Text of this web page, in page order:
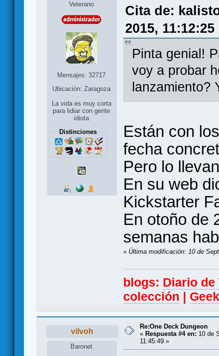
Veterano
Mensajes: 32717
Ubicación: Zaragoza
La vida es muy corta
para lidiar con gente
idiota
Distinciones
Cita de:
2015, 11:12:25
Pinta genial!
voy a probar
lanzamiento?
Están con
fecha
Pero lo
En su web
Kickstarter
En otoño de
semanas
« Última modificación: 10 de
blogs: Diario
colección |
vilvoh
Baronet
Re:One Deck Dungeon
« Respuesta #4 en: 10 de
11:45:49 »